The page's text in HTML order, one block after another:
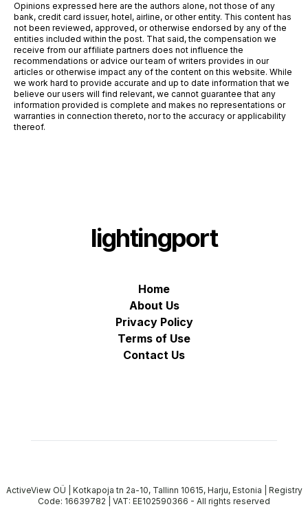
Opinions expressed here are the authors alone, not those of any
bank, credit card issuer, hotel, airline, or other entity. This content has
not been reviewed, approved, or otherwise endorsed by any of the
entities included within the post. That said, the compensation we
receive from our affiliate partners does not influence the
recommendations or advice our team of writers provides in our
articles or otherwise impact any of the content on this website. While
we work hard to provide accurate and up to date information that we
believe our users will find relevant, we cannot guarantee that any
information provided is complete and makes no representations or
warranties in connection thereto, nor to the accuracy or applicability
thereof.
lightingport
Home
About Us
Privacy Policy
Terms of Use
Contact Us
ActiveView OÜ | Kotkapoja tn 2a-10, Tallinn 10615, Harju, Estonia | Registry
Code: 16639782 | VAT: EE102590366 - All rights reserved